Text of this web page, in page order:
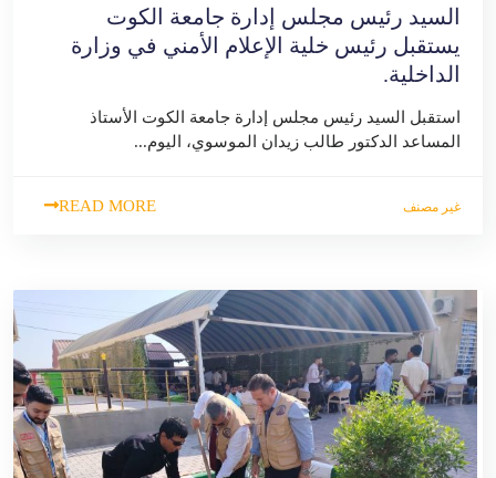
السيد رئيس مجلس إدارة جامعة الكوت
يستقبل رئيس خلية الإعلام الأمني في وزارة
الداخلية.
استقبل السيد رئيس مجلس إدارة جامعة الكوت الأستاذ
المساعد الدكتور طالب زيدان الموسوي، اليوم...
غير مصنف READ MORE